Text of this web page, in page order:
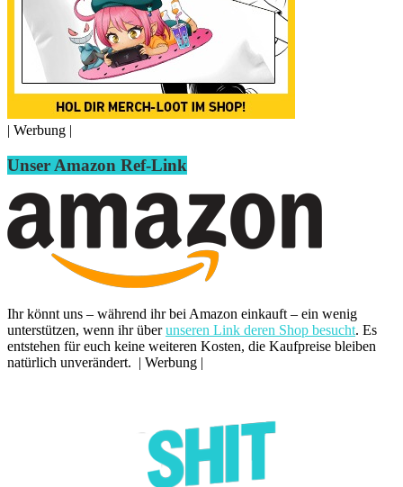
| Werbung |
Unser Amazon Ref-Link
Ihr könnt uns – während ihr bei Amazon einkauft – ein wenig
unterstützen, wenn ihr überunseren Link deren Shop besucht. Es
entstehen für euch keine weiteren Kosten, die Kaufpreise bleiben
natürlich unverändert. | Werbung |